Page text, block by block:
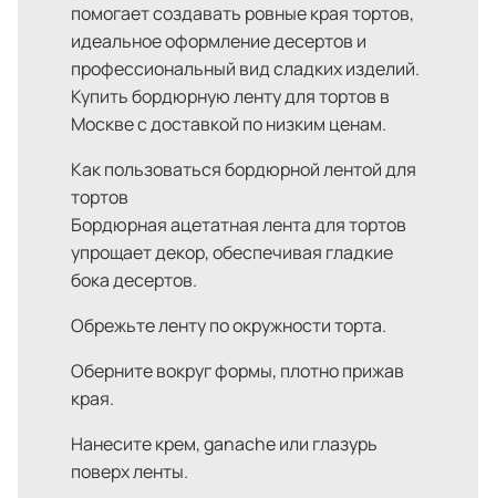
помогает создавать ровные края тортов,
идеальное оформление десертов и
профессиональный вид сладких изделий.
Купить бордюрную ленту для тортов в
Москве с доставкой по низким ценам.
Как пользоваться бордюрной лентой для
тортов
Бордюрная ацетатная лента для тортов
упрощает декор, обеспечивая гладкие
бока десертов.
Обрежьте ленту по окружности торта.
Оберните вокруг формы, плотно прижав
края.
Нанесите крем, ganache или глазурь
поверх ленты.